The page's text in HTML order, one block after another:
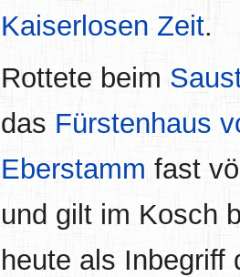
Kaiserlosen Zeit.
Rottete beim
das Fürstenhaus
Eberstamm fast
und gilt im Kosch
heute als Inbegriff